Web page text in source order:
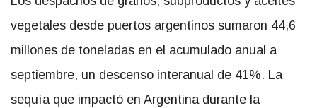
vegetales desde puertos argentinos sumaron 44,6
millones de toneladas en el acumulado anual a
septiembre, un descenso interanual de 41%. La
sequía que impactó en Argentina durante la